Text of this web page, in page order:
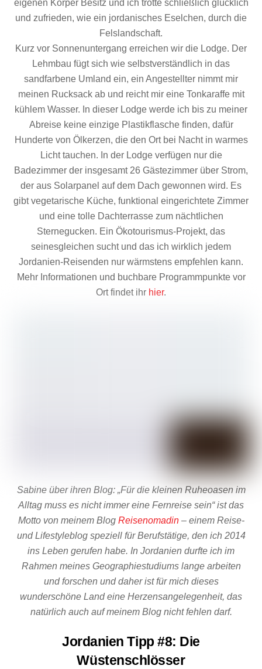
eigenen Körper Besitz und ich trotte schließlich glücklich
und zufrieden, wie ein jordanisches Eselchen, durch die
Felslandschaft.
Kurz vor Sonnenuntergang erreichen wir die Lodge. Der
Lehmbau fügt sich wie selbstverständlich in das
sandfarbene Umland ein, ein Angestellter nimmt mir
meinen Rucksack ab und reicht mir eine Tonkaraffe mit
kühlem Wasser. In dieser Lodge werde ich bis zu meiner
Abreise keine einzige Plastikflasche finden, dafür
Hunderte von Ölkerzen, die den Ort bei Nacht in warmes
Licht tauchen. In der Lodge verfügen nur die
Badezimmer der insgesamt 26 Gästezimmer über Strom,
der aus Solarpanel auf dem Dach gewonnen wird. Es
gibt vegetarische Küche, funktional eingerichtete Zimmer
und eine tolle Dachterrasse zum nächtlichen
Sternegucken. Ein Ökotourismus-Projekt, das
seinesgleichen sucht und das ich wirklich jedem
Jordanien-Reisenden nur wärmstens empfehlen kann.
Mehr Informationen und buchbare Programmpunkte vor
Ort findet ihr hier.
Sabine über ihren Blog: „Für die kleinen Ruheoasen im
Alltag muss es nicht immer eine Fernreise sein“ ist das
Motto von meinem Blog Reisenomadin– einem Reise-
und Lifestyleblog speziell für Berufstätige, den ich 2014
ins Leben gerufen habe. In Jordanien durfte ich im
Rahmen meines Geographiestudiums lange arbeiten
und forschen und daher ist für mich dieses
wunderschöne Land eine Herzensangelegenheit, das
natürlich auch auf meinem Blog nicht fehlen darf.
Jordanien Tipp #8: Die
Wüstenschlösser